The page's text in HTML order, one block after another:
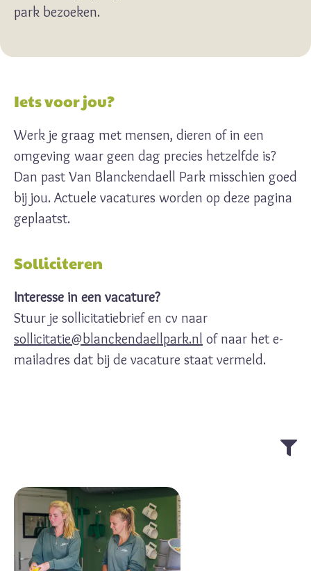
park bezoeken.
Iets voor jou?
Werk je graag met mensen, dieren of in een
omgeving waar geen dag precies hetzelfde is?
Dan past Van Blanckendaell Park misschien goed
bij jou. Actuele vacatures worden op deze pagina
geplaatst.
Solliciteren
Interesse in een vacature?
Stuur je sollicitatiebrief en cv naar
sollicitatie@blanckendaellpark.nl of naar het e-
mailadres dat bij de vacature staat vermeld.